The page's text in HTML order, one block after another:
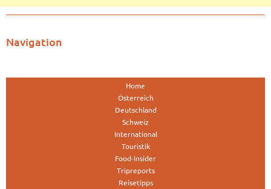
Navigation
Home
Österreich
Deutschland
Schweiz
International
Touristik
Food-Insider
Tripreports
Reisetipps